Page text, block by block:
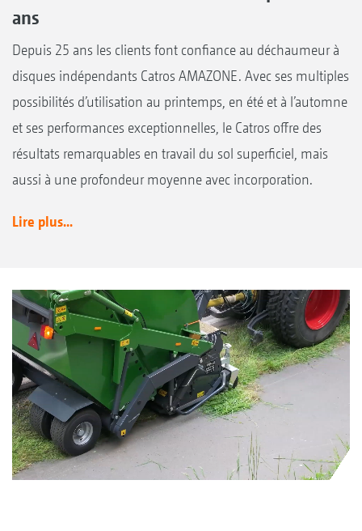
ans
Depuis 25 ans les clients font confiance au déchaumeur à
disques indépendants Catros AMAZONE. Avec ses multiples
possibilités d’utilisation au printemps, en été et à l’automne
et ses performances exceptionnelles, le Catros offre des
résultats remarquables en travail du sol superficiel, mais
aussi à une profondeur moyenne avec incorporation.
Lire plus...